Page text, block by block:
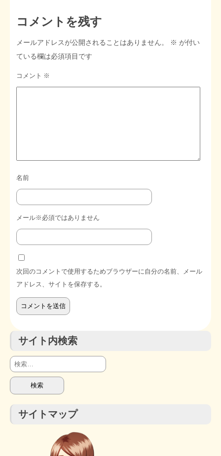
コメントを残す
メールアドレスが公開されることはありません。 ※ が付い
ている欄は必須項目です
コメント ※
名前
メール※必須ではありません
次回のコメントで使用するためブラウザーに自分の名前、メール
アドレス、サイトを保存する。
サイト内検索
検
索:
サイトマップ